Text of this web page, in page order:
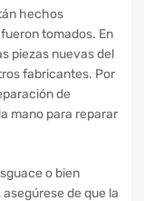
hechos
tomados. En
piezas nuevas del
fabricantes. Por
de
mano para reparar
o bien
de que la